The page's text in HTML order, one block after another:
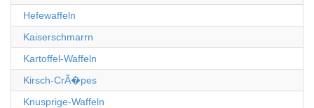
Hefewaffeln
Kaiserschmarrn
Kartoffel-Waffeln
Kirsch-CrÃ�pes
Knusprige-Waffeln